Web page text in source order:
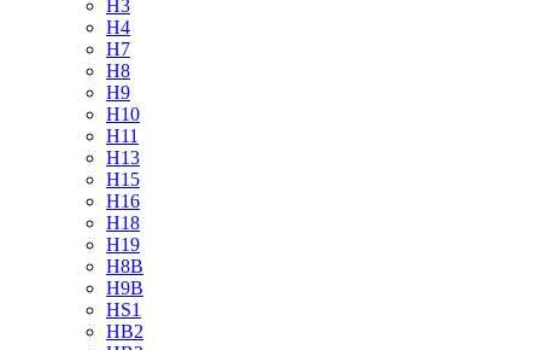
H3
H4
H7
H8
H9
H10
H11
H13
H15
H16
H18
H19
H8B
H9B
HS1
HB2